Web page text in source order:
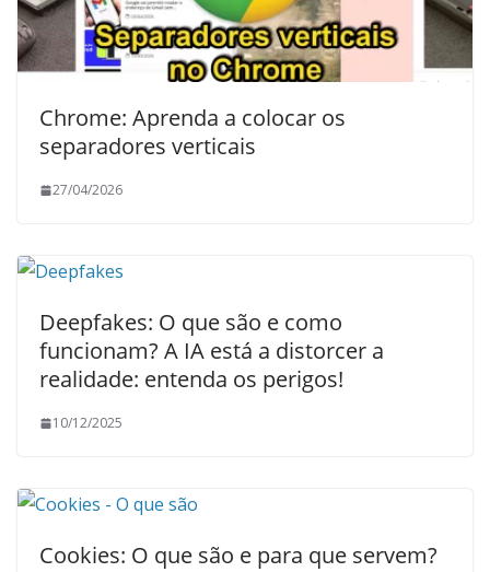
Chrome: Aprenda a colocar os
separadores verticais
27/04/2026
Deepfakes: O que são e como
funcionam? A IA está a distorcer a
realidade: entenda os perigos!
10/12/2025
Cookies: O que são e para que servem?